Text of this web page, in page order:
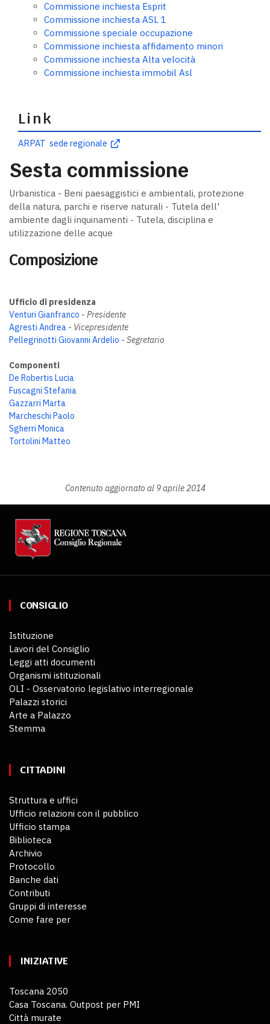
Commissione inchiesta Esprit
Commissione inchiesta ASL 1
Commissione speciale occupazione
Commissione inchiesta affidamento minori
Commissione inchiesta Alta velocità
Commissione inchiesta immobil Asl
Link
ARPAT sede regionale
Sesta commissione
Urbanistica - Beni paesaggistici e ambientali, protezione
della natura, parchi e riserve naturali - Tutela dell'
ambiente dagli inquinamenti - Tutela, disciplina e
utilizzazione delle acque
Composizione
Ufficio di presidenza
Venturi Gianfranco - Presidente
Agresti Andrea - Vicepresidente
Pellegrinotti Giovanni Ardelio - Segretario
Componenti
De Robertis Lucia
Fuscagni Stefania
Gazzarri Marta
Marcheschi Paolo
Sgherri Monica
Tortolini Matteo
Contenuto aggiornato al 9 aprile 2014
CONSIGLIO
Istituzione
Lavori del Consiglio
Leggi atti documenti
Organismi istituzionali
OLI - Osservatorio legislativo interregionale
Palazzi storici
Arte a Palazzo
Stemma
CITTADINI
Struttura e uffici
Ufficio relazioni con il pubblico
Ufficio stampa
Biblioteca
Archivio
Protocollo
Banche dati
Contributi
Gruppi di interesse
Come fare per
INIZIATIVE
Toscana 2050
Casa Toscana. Outpost per PMI
Città murate